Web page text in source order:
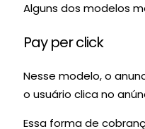
Alguns dos modelos
Pay per click
Nesse modelo, o
o usuário clica no
Essa forma de